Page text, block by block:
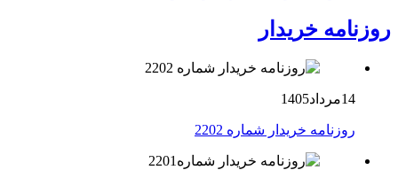
روزنامه خریدار
14مرداد1405
روزنامه خریدار شماره 2202